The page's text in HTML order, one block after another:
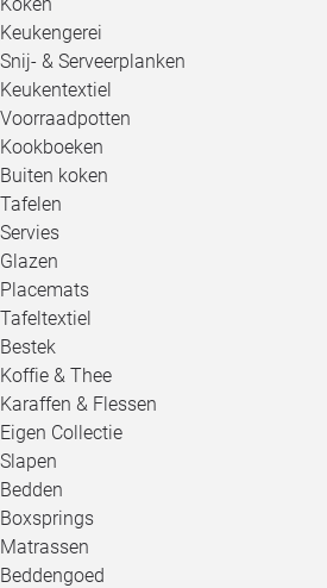
Keukengerei
Snij- & Serveerplanken
Keukentextiel
Voorraadpotten
Kookboeken
Buiten koken
Tafelen
Servies
Glazen
Placemats
Tafeltextiel
Bestek
Koffie & Thee
Karaffen & Flessen
Eigen Collectie
Slapen
Bedden
Boxsprings
Matrassen
Beddengoed